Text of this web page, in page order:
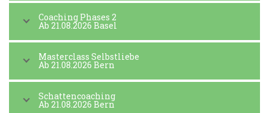
Coaching Phases 2
Ab 21.08.2026 Basel
Masterclass Selbstliebe
Ab 21.08.2026 Bern
Schattencoaching
Ab 21.08.2026 Bern